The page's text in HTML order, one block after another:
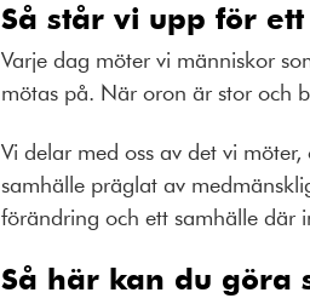
Så står vi upp för
Varje dag möter vi människor
mötas på. När oron är stor och
Vi delar med oss av det vi
samhälle präglat av
förändring och ett samhälle där
Så här kan du göra